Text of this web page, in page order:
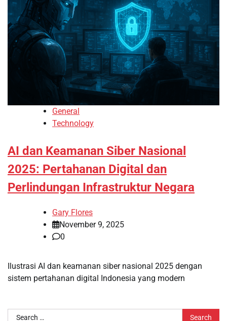
General
Technology
AI dan Keamanan Siber Nasional
2025: Pertahanan Digital dan
Perlindungan Infrastruktur Negara
Gary Flores
November 9, 2025
0
Ilustrasi AI dan keamanan siber nasional 2025 dengan
sistem pertahanan digital Indonesia yang modern
Search